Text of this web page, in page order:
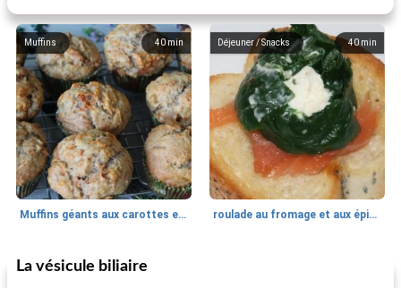
40 min
Muffins
Muffins géants aux carottes et à la banane de Nif
40 min
Déjeuner / Snacks
roulade au fromage et aux épinards
Marques de confiance: recettes et
La vésicule biliaire